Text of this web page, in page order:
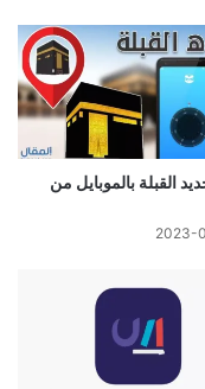
القبلة بالموبايل من
2023-